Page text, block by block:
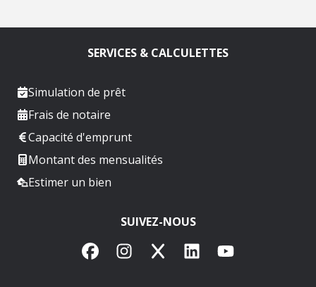
SERVICES & CALCULETTES
Simulation de prêt
Frais de notaire
Capacité d'emprunt
Montant des mensualités
Estimer un bien
SUIVEZ-NOUS
FacebookInstagram
X LinkedInYouTube